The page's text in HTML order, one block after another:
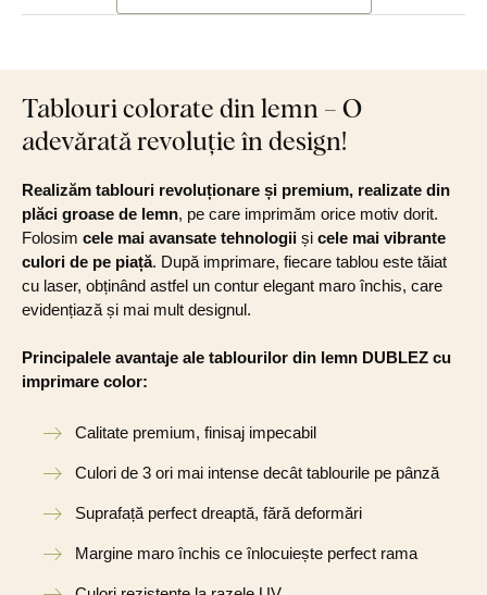
Tablouri colorate din lemn – O
adevărată revoluție în design!
Realizăm tablouri revoluționare și premium, realizate din
plăci groase de lemn, pe care imprimăm orice motiv dorit.
Folosim cele mai avansate tehnologii și cele mai vibrante
culori de pe piață. După imprimare, fiecare tablou este tăiat
cu laser, obținând astfel un contur elegant maro închis, care
evidențiază și mai mult designul.
Principalele avantaje ale tablourilor din lemn DUBLEZ cu
imprimare color:
Calitate premium, finisaj impecabil
Culori de 3 ori mai intense decât tablourile pe pânză
Suprafață perfect dreaptă, fără deformări
Margine maro închis ce înlocuiește perfect rama